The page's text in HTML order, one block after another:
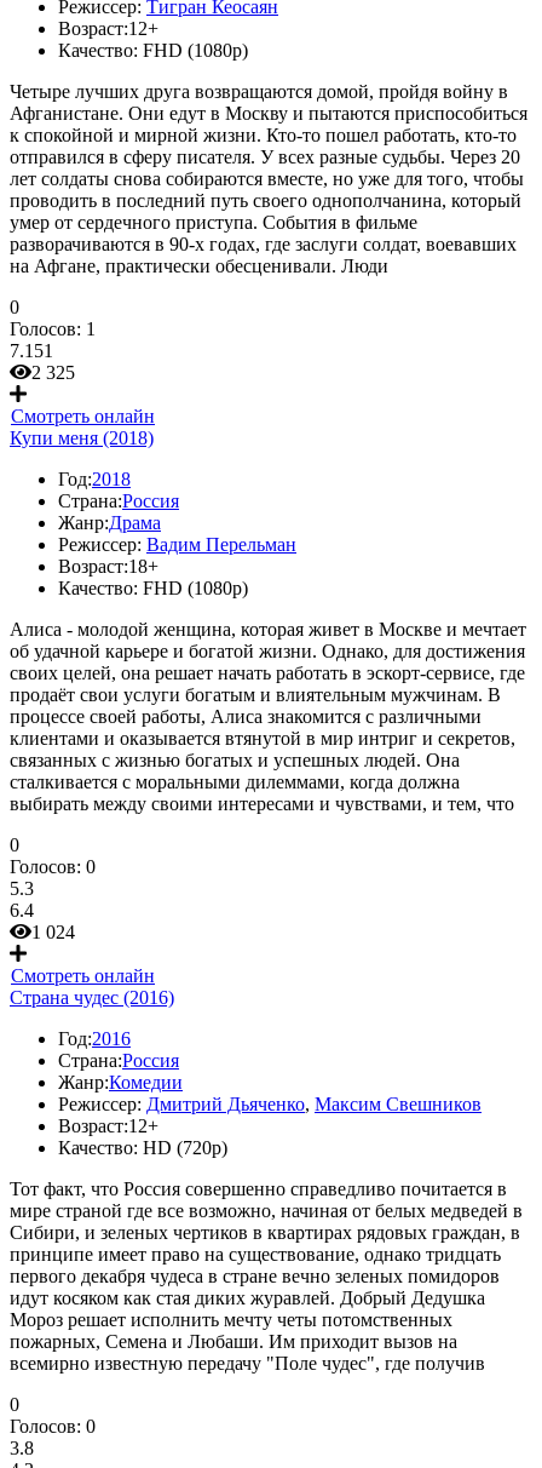
Режиссер: Тигран Кеосаян
Возраст:12+
Качество: FHD (1080p)
Четыре лучших друга возвращаются домой, пройдя войну в
Афганистане. Они едут в Москву и пытаются приспособиться
к спокойной и мирной жизни. Кто-то пошел работать, кто-то
отправился в сферу писателя. У всех разные судьбы. Через 20
лет солдаты снова собираются вместе, но уже для того, чтобы
проводить в последний путь своего однополчанина, который
умер от сердечного приступа. События в фильме
разворачиваются в 90-х годах, где заслуги солдат, воевавших
на Афгане, практически обесценивали. Люди
0
Голосов: 1
7.151
2 325
Смотреть онлайн
Купи меня (2018)
Год:2018
Страна:Россия
Жанр:Драма
Режиссер: Вадим Перельман
Возраст:18+
Качество: FHD (1080p)
Алиса - молодой женщина, которая живет в Москве и мечтает
об удачной карьере и богатой жизни. Однако, для достижения
своих целей, она решает начать работать в эскорт-сервисе, где
продаёт свои услуги богатым и влиятельным мужчинам. В
процессе своей работы, Алиса знакомится с различными
клиентами и оказывается втянутой в мир интриг и секретов,
связанных с жизнью богатых и успешных людей. Она
сталкивается с моральными дилеммами, когда должна
выбирать между своими интересами и чувствами, и тем, что
0
Голосов: 0
5.3
6.4
1 024
Смотреть онлайн
Страна чудес (2016)
Год:2016
Страна:Россия
Жанр:Комедии
Режиссер: Дмитрий Дьяченко, Максим Свешников
Возраст:12+
Качество: HD (720p)
Тот факт, что Россия совершенно справедливо почитается в
мире страной где все возможно, начиная от белых медведей в
Сибири, и зеленых чертиков в квартирах рядовых граждан, в
принципе имеет право на существование, однако тридцать
первого декабря чудеса в стране вечно зеленых помидоров
идут косяком как стая диких журавлей. Добрый Дедушка
Мороз решает исполнить мечту четы потомственных
пожарных, Семена и Любаши. Им приходит вызов на
всемирно известную передачу "Поле чудес", где получив
0
Голосов: 0
3.8